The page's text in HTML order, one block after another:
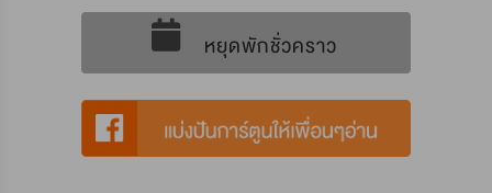
หยุดพักชั่วคราว